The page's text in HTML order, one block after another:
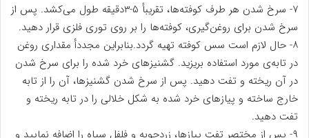
۷- سرخ شدن هر طرف کوفته‌ها، تقریبأ ۵-۳دقیقه طول می‌کشد. پس از
سرخ شدن برای روغن‌گیری، کوفته‌ها را بر روی توری فلزی قرار دهید.
۸- حال لازم است سس کوفته تهیه گردد.بنابراین مجددأ مقداری روغن
در تابه‌ی مورد استفاده بریزید. گشنیزهای خرد شده را برای سرخ شدن
در آن ریخته و تفت دهید. پس از سرخ شدن گشنیزها، آن را از تابه
خارج ساخته و پیازهای خرد شده به شکل خلالی را در تابه ریخته و
تفت دهید.
۹- پس از مختصر تفت پیازها، زردچوبه و فلفل سیاه را اضافه نمایید و